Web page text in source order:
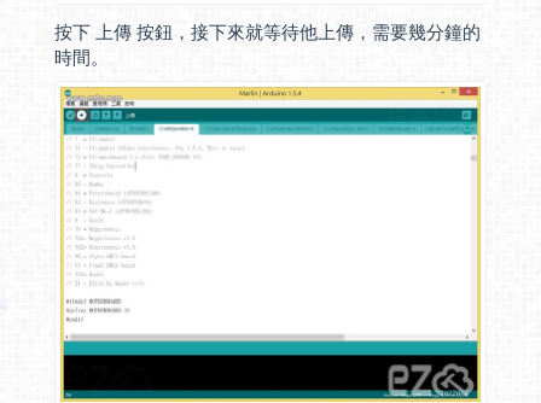
按下 上傳 按鈕，接下來就等待他上傳，需要幾分鐘的
時間。